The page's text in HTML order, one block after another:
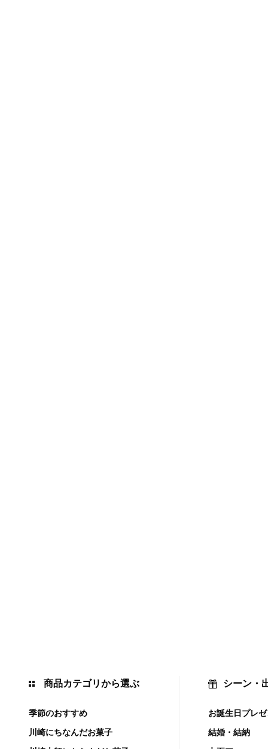
商品カテゴリから選ぶ
季節のおすすめ
川崎にちなんだお菓子
シーン・
お誕生日プレ
結婚・結納